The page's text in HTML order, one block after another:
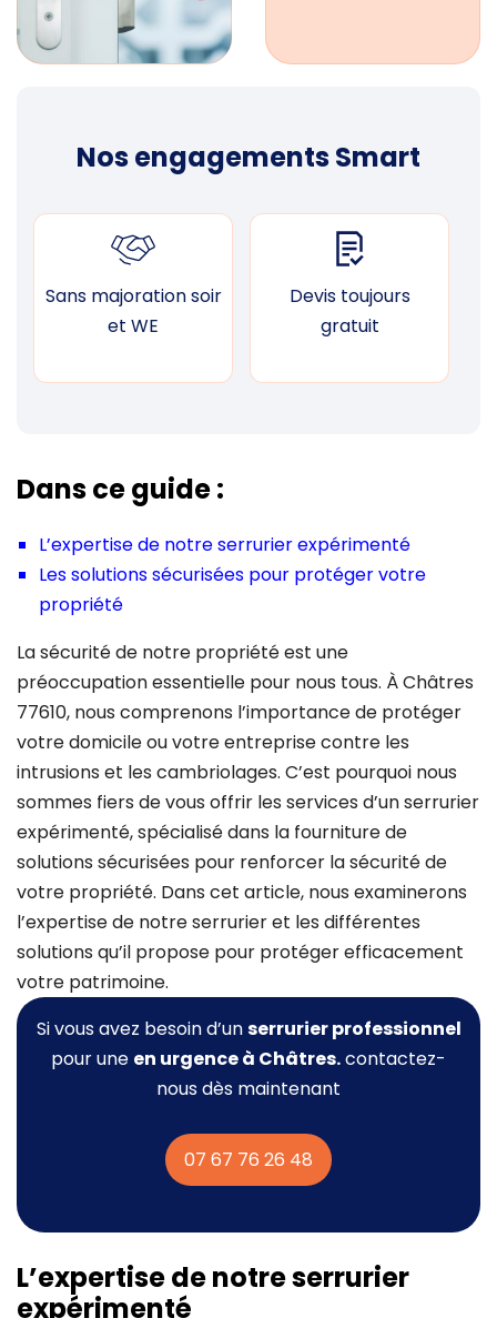
Nos engagements Smart
Sans majoration soir
et WE
Devis toujours
gratuit
Dans ce guide :
L’expertise de notre serrurier expérimenté
Les solutions sécurisées pour protéger votre
propriété
La sécurité de notre propriété est une
préoccupation essentielle pour nous tous. À Châtres
77610, nous comprenons l’importance de protéger
votre domicile ou votre entreprise contre les
intrusions et les cambriolages. C’est pourquoi nous
sommes fiers de vous offrir les services d’un serrurier
expérimenté, spécialisé dans la fourniture de
solutions sécurisées pour renforcer la sécurité de
votre propriété. Dans cet article, nous examinerons
l’expertise de notre serrurier et les différentes
solutions qu’il propose pour protéger efficacement
votre patrimoine.
Si vous avez besoin d’unserrurier professionnel
pour une en urgence à Châtres.contactez-
nous dès maintenant
07 67 76 26 48
L’expertise de notre serrurier
expérimenté